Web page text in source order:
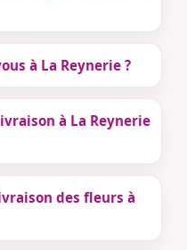
à La Reynerie ?
à La Reynerie
des fleurs à